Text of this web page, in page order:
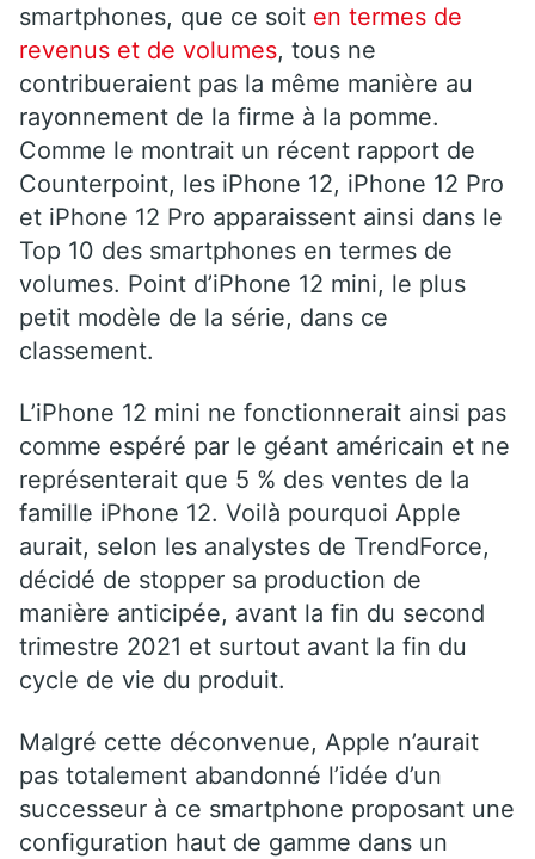
smartphones, que ce soit en termes de
revenus et de volumes, tous ne
contribueraient pas la même manière au
rayonnement de la firme à la pomme.
Comme le montrait un récent rapport de
Counterpoint, les iPhone 12, iPhone 12 Pro
et iPhone 12 Pro apparaissent ainsi dans le
Top 10 des smartphones en termes de
volumes. Point d’iPhone 12 mini, le plus
petit modèle de la série, dans ce
classement.
L’iPhone 12 mini ne fonctionnerait ainsi pas
comme espéré par le géant américain et ne
représenterait que 5 % des ventes de la
famille iPhone 12. Voilà pourquoi Apple
aurait, selon les analystes de TrendForce,
décidé de stopper sa production de
manière anticipée, avant la fin du second
trimestre 2021 et surtout avant la fin du
cycle de vie du produit.
Malgré cette déconvenue, Apple n’aurait
pas totalement abandonné l’idée d’un
successeur à ce smartphone proposant une
configuration haut de gamme dans un